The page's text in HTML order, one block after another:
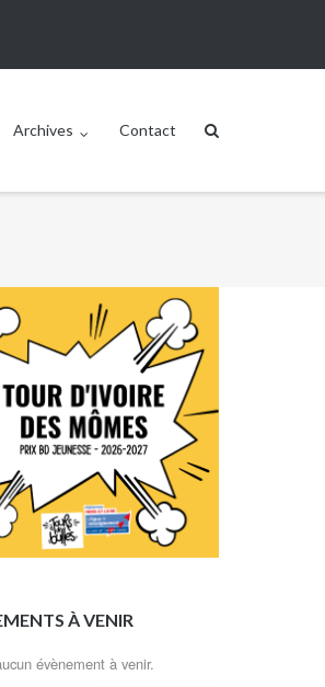
Archives Contact
À VENIR
évènement à venir.